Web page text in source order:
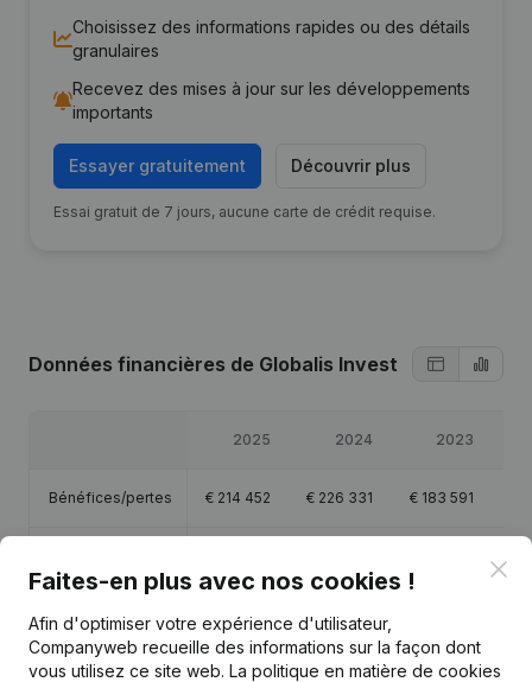
Choisissez des informations rapides ou des détails
granulaires
Recevez des mises à jour sur les développements
importants
Essayer gratuitement Découvrir plus
Essai gratuit de 7 jours, aucune carte de crédit requise.
Données financières de Globalis Invest
2025 2024 2023
Bénéfices/pertes € 214 452 € 226 331 € 183 591
Marge brute 354 716 € 324 025
Faites-en plus avec nos cookies !
Afin d'optimiser votre expérience d'utilisateur,
Companyweb recueille des informations sur la façon dont
vous utilisez ce site web. La politique en matière de cookies